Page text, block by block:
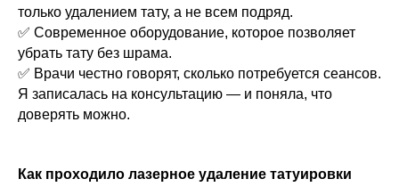
только удалением тату, а не всем подряд.
✅ Современное оборудование, которое позволяет
убрать тату без шрама.
✅ Врачи честно говорят, сколько потребуется сеансов.
Я записалась на консультацию — и поняла, что
доверять можно.
Как проходило лазерное удаление татуировки